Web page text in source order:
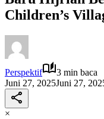
Children’s
Perspektif
3 min baca
Juni 27, 2025Juni 27,
×